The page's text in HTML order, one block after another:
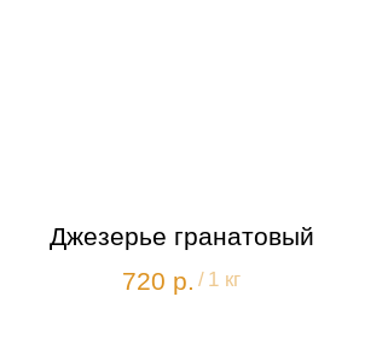
Джезерье гранатовый
720 р. / 1 кг